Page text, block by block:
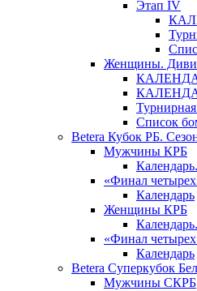
Этап IV
Женщины.
Список
Betera Кубок РБ.
Мужчины КРБ
«Финал
Календарь
Женщины КРБ
«Финал
Календарь
Betera Суперкубок
Мужчины СКРБ